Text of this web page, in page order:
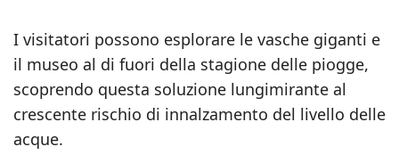
I visitatori possono esplorare le vasche giganti e
il museo al di fuori della stagione delle piogge,
scoprendo questa soluzione lungimirante al
crescente rischio di innalzamento del livello delle
acque.